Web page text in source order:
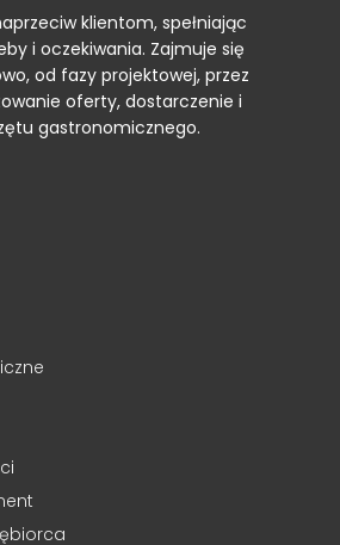
klientom, spełniając
i oczekiwania. Zajmuje się
od fazy projektowej, przez
oferty, dostarczenie i
gastronomicznego.